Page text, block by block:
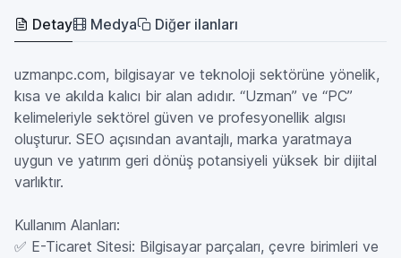
Detay Medya Diğer ilanları
uzmanpc.com, bilgisayar ve teknoloji sektörüne yönelik,
kısa ve akılda kalıcı bir alan adıdır. “Uzman” ve “PC”
kelimeleriyle sektörel güven ve profesyonellik algısı
oluşturur. SEO açısından avantajlı, marka yaratmaya
uygun ve yatırım geri dönüş potansiyeli yüksek bir dijital
varlıktır.
Kullanım Alanları:
✅ E-Ticaret Sitesi: Bilgisayar parçaları, çevre birimleri ve